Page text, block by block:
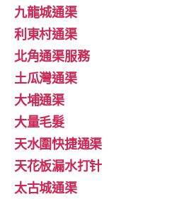
九龍城通渠
利東村通渠
北角通渠服務
土瓜灣通渠
大埔通渠
大量毛髮
天水圍快捷通渠
天花板漏水打针
太古城通渠